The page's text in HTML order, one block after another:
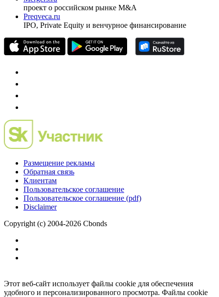
Investfunds
универсальный ресурс по фондовому рынку для
частного инвестора России
проект о российском рынке M&A
Preqveca.ru
Размещение рекламы
Обратная связь
Пользовательское соглашение
Copyright (c) 2004-2026 Cbonds